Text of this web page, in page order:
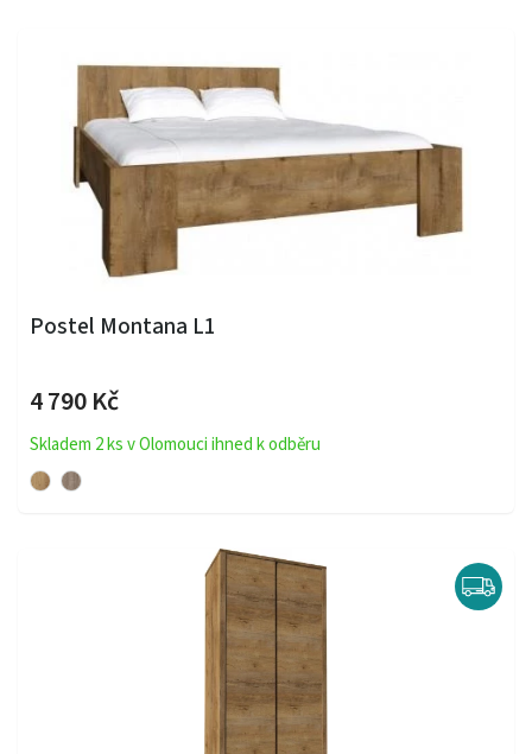
Postel Montana L1
4 790 Kč
Skladem 2 ks v Olomouci ihned k odběru